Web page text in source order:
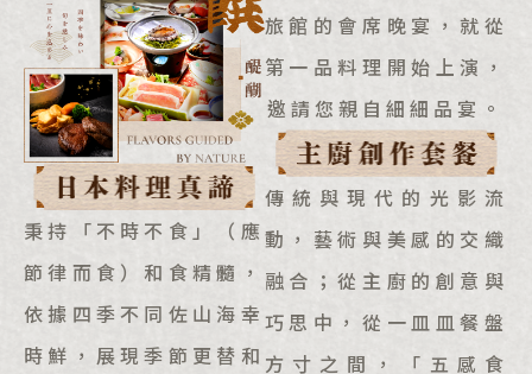
秉持「不時不食」（應
節律而食）和食精髓，
依據四季不同佐山海幸
時鮮，展現季節更替和
旅館的會席晚宴，就從
第一品料理開始上演，
邀請您親自細細品宴。
傳統與現代的光影流
動，藝術與美感的交織
融合；從主廚的創意與
巧思中，從一皿皿餐盤
方寸之間，「五感食